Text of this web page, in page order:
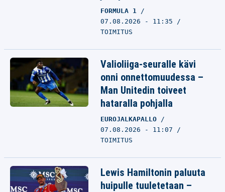
FORMULA 1
07.08.2026 - 11:35
TOIMITUS
Valioliiga-seuralle kävi
onni onnettomuudessa –
Man Unitedin toiveet
hataralla pohjalla
EUROJALKAPALLO
07.08.2026 - 11:07
TOIMITUS
Lewis Hamiltonin paluuta
huipulle tuuletetaan –